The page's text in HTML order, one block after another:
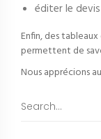
éditer le
Enfin, des
permettent de
Nous apprécions